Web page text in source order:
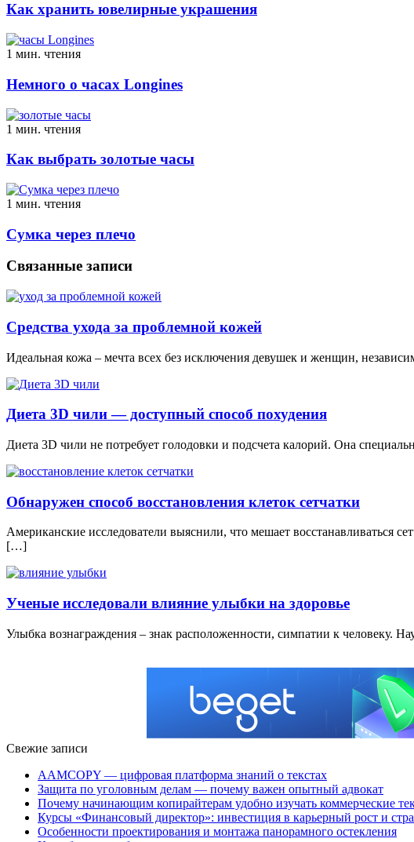
Как хранить ювелирные украшения
1 мин. чтения
Немного о часах Longines
1 мин. чтения
Как выбрать золотые часы
1 мин. чтения
Сумка через плечо
Связанные записи
Cредства ухода за проблемной кожей
Идеальная кожа – мечта всех без исключения девушек и женщин,
Диета 3D чили — доступный способ похудения
Диета 3D чили не потребует голодовки и подсчета калорий. Она
Обнаружен способ восстановления клеток сетчатки
Американские исследователи выяснили, что мешает восстанавливаться
[…]
Ученые исследовали влияние улыбки на здоровье
Улыбка вознаграждения – знак расположенности, симпатии к
Свежие записи
AAMCOPY — цифровая платформа знаний о текстах
Защита по уголовным делам — почему важен опытный адвокат
Почему начинающим копирайтерам удобно изучать коммерческие
Курсы «Финансовый директор»: инвестиция в карьерный рост и
Особенности проектирования и монтажа панорамного остекления